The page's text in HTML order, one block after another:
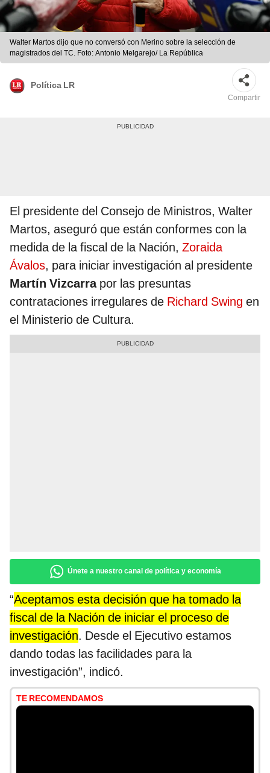
Walter Martos dijo que no conversó con Merino sobre la selección de
magistrados del TC. Foto: Antonio Melgarejo/ La República
Política LR
Compartir
El presidente del Consejo de Ministros, Walter
Martos, aseguró que están conformes con la
medida de la fiscal de la Nación, Zoraida
Ávalos, para iniciar investigación al presidente
Martín Vizcarra por las presuntas
contrataciones irregulares de Richard Swing en
el Ministerio de Cultura.
Únete a nuestro canal de política y economía
“Aceptamos esta decisión que ha tomado la
fiscal de la Nación de iniciar el proceso de
investigación. Desde el Ejecutivo estamos
dando todas las facilidades para la
investigación”, indicó.
TE RECOMENDAMOS